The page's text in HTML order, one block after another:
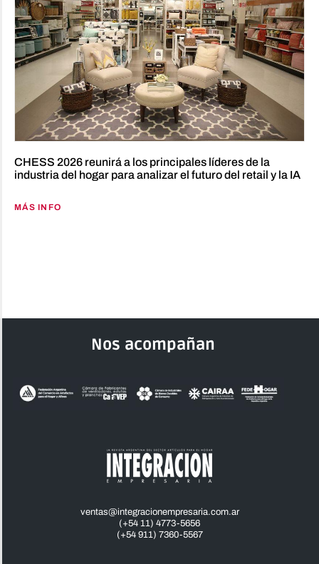
CHESS 2026 reunirá a los principales líderes de la
industria del hogar para analizar el futuro del retail y la IA
MÁS INFO
Nos acompañan
ventas@integracionempresaria.com.ar
(+54 11) 4773-5656
(+54 911) 7360-5567